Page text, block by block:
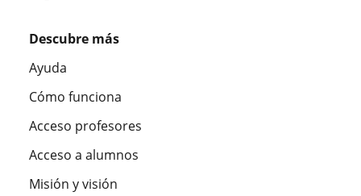
Descubre más
Ayuda
Cómo funciona
Acceso profesores
Acceso a alumnos
Misión y visión